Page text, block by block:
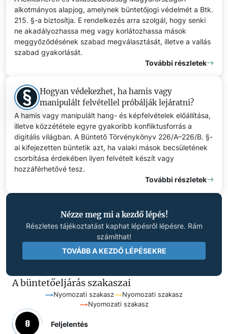
alkotmányos alapjog, amelynek büntetőjogi védelmét a Btk.
215. §-a biztosítja. E rendelkezés arra szolgál, hogy senki
ne akadályozhassa meg vagy korlátozhassa mások
meggyőződésének szabad megválasztását, illetve a vallás
szabad gyakorlását.
További részletek
Hogyan védekezhet, ha hamis vagy
manipulált felvétellel próbálják lejáratni?
A hamis vagy manipulált hang- és képfelvételek előállítása,
illetve közzététele egyre gyakoribb konfliktusforrás a
digitális világban. A Büntető Törvénykönyv 226/A–226/B. §-
ai kifejezetten büntetik azt, ha valaki mások becsületének
csorbítása érdekében ilyen felvételt készít vagy
hozzáférhetővé tesz.
További részletek
Nézze meg mi a kezdő lépés!
Részletes tájékoztatást kaphat lépésről lépésre. Rám
számíthat!
TOVÁBB A KEZDŐ LÉPÉSEKRE
A büntetőeljárás szakaszai
Nyomozati szakasz
Nyomozati szakasz
Nyomozati szakasz
Feljelentés